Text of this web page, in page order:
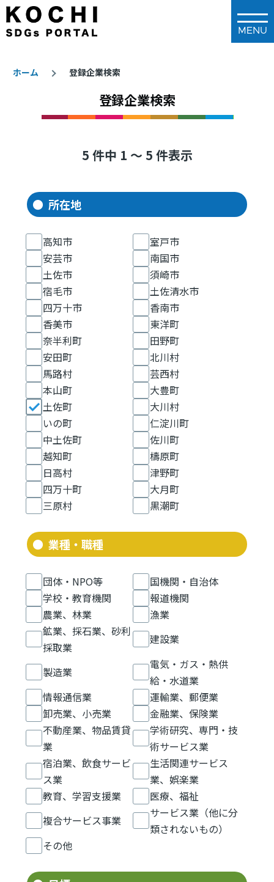
メインコンテンツに移動
ホーム 登録企業検索
登録企業検索
5 件中 1 ～ 5 件表示
所在地
高知市
室戸市
安芸市
南国市
土佐市
須崎市
宿毛市
土佐清水市
四万十市
香南市
香美市
東洋町
奈半利町
田野町
安田町
北川村
馬路村
芸西村
本山町
大豊町
土佐町
大川村
いの町
仁淀川町
中土佐町
佐川町
越知町
檮原町
日高村
津野町
四万十町
大月町
三原村
黒潮町
業種・職種
団体・NPO等
国機関・自治体
学校・教育機関
報道機関
農業、林業
漁業
鉱業、採石業、砂利
採取業
建設業
製造業
電気・ガス・熱供
給・水道業
情報通信業
運輸業、郵便業
卸売業、小売業
金融業、保険業
不動産業、物品賃貸
業
学術研究、専門・技
術サービス業
宿泊業、飲食サービ
ス業
生活関連サービス
業、娯楽業
教育、学習支援業
医療、福祉
複合サービス事業
サービス業（他に分
類されないもの）
その他